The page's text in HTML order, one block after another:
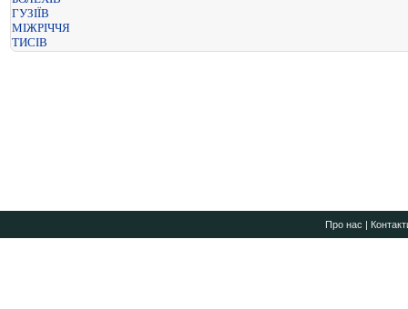
ГУЗІЇВ
МІЖРІЧЧЯ
ТИСІВ
Про нас |